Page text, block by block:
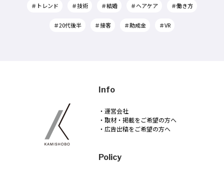
＃トレンド ＃技術 ＃結婚 ＃ヘアケア ＃働き方
＃20代後半 ＃接客 ＃助成金 ＃VR
Info
・運営会社
・取材・掲載をご希望の方へ
・広告出稿をご希望の方へ
Policy